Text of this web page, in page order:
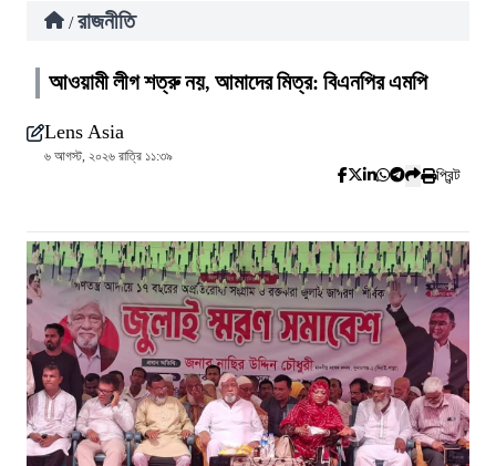
/ রাজনীতি
আওয়ামী লীগ শত্রু নয়, আমাদের মিত্র: বিএনপির এমপি
Lens Asia
৬ আগস্ট, ২০২৬ রাত্রি ১১:৩৯
প্রিন্ট